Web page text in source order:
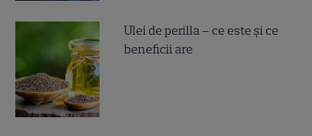
Ulei de perilla – ce este și ce
beneficii are